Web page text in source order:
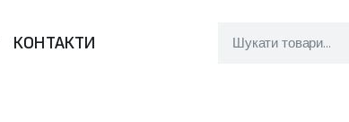
КОНТАКТИ